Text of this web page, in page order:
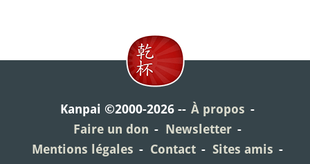
Kanpai ©2000-2026
À propos
Faire un don
Newsletter
Mentions légales
Contact
Sites amis